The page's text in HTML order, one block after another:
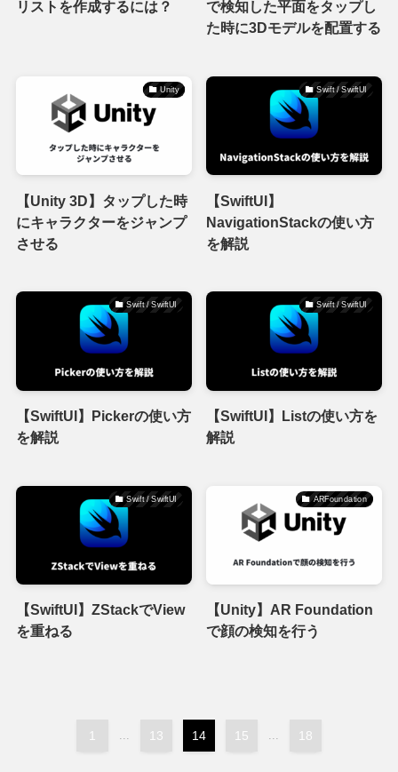
リストを作成するには？
で検知した平面をタップし
た時に3Dモデルを配置する
Unity
【Unity 3D】タップした時
にキャラクターをジャンプ
させる
Swift / SwiftUI
【SwiftUI】
NavigationStackの使い方
を解説
Swift / SwiftUI
【SwiftUI】Pickerの使い方
を解説
Swift / SwiftUI
【SwiftUI】Listの使い方を
解説
Swift / SwiftUI
【SwiftUI】ZStackでView
を重ねる
ARFoundation
【Unity】AR Foundation
で顔の検知を行う
1 ... 13 14 15 ... 18